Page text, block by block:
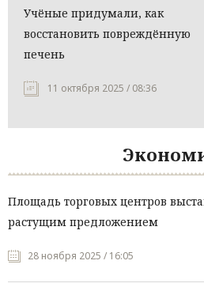
Учёные придумали, как
восстановить повреждённую
печень
11 октября 2025 / 08:36
Площадь торговых центров
растущим предложением
28 ноября 2025 / 16:05